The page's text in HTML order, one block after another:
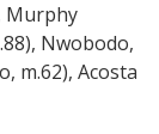
Murphy
Nwobodo,
m.62), Acosta